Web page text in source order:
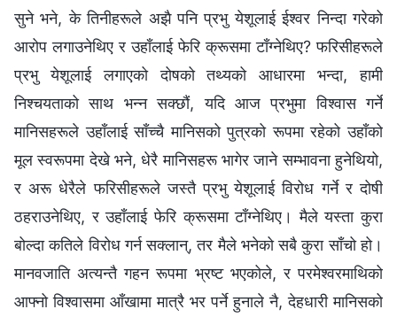
सुने भने, के तिनीहरूले अझै पनि प्रभु येशूलाई ईश्‍वर निन्दा गरेको
आरोप लगाउनेथिए र उहाँलाई फेरि क्रूसमा टाँग्‍नेथिए? फरिसीहरूले
प्रभु येशूलाई लगाएको दोषको तथ्यको आधारमा भन्दा, हामी
निश्‍चयताको साथ भन्‍न सक्छौं, यदि आज प्रभुमा विश्‍वास गर्ने
मानिसहरूले उहाँलाई साँच्‍चै मानिसको पुत्रको रूपमा रहेको उहाँको
मूल स्वरूपमा देखे भने, धेरै मानिसहरू भागेर जाने सम्‍भावना हुनेथियो,
र अरू धेरैले फरिसीहरूले जस्तै प्रभु येशूलाई विरोध गर्ने र दोषी
ठहराउनेथिए, र उहाँलाई फेरि क्रूसमा टाँग्‍नेथिए। मैले यस्ता कुरा
बोल्दा कतिले विरोध गर्न सक्लान्, तर मैले भनेको सबै कुरा साँचो हो।
मानवजाति अत्यन्तै गहन रूपमा भ्रष्ट भएकोले, र परमेश्‍वरमाथिको
आफ्‍नो विश्‍वासमा आँखामा मात्रै भर पर्ने हुनाले नै, देहधारी मानिसको